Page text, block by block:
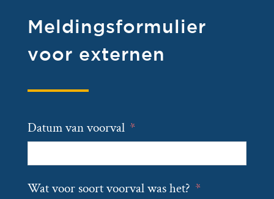
Meldingsformulier
voor externen
Datum van voorval
Wat voor soort voorval was het?